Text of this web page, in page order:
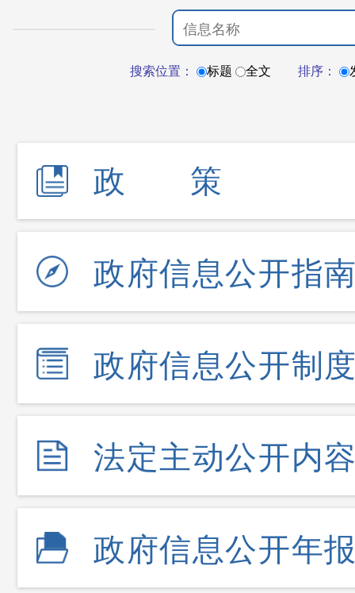
搜索位置： 标题 全文 排序：
政策
政府信息公开指
政府信息公开制
法定主动公开内
政府信息公开年